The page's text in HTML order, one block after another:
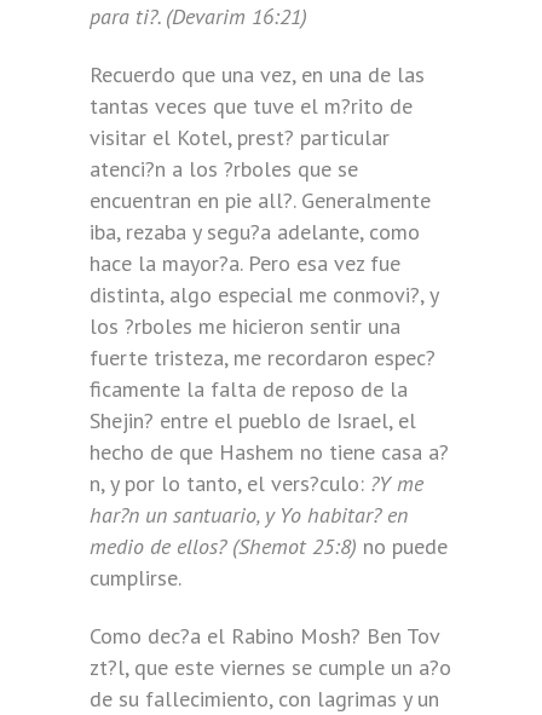
para ti?. (Devarim 16:21)
Recuerdo que una vez, en una de las
tantas veces que tuve el m?rito de
visitar el Kotel, prest? particular
atenci?n a los ?rboles que se
encuentran en pie all?. Generalmente
iba, rezaba y segu?a adelante, como
hace la mayor?a. Pero esa vez fue
distinta, algo especial me conmovi?, y
los ?rboles me hicieron sentir una
fuerte tristeza, me recordaron espec?
ficamente la falta de reposo de la
Shejin? entre el pueblo de Israel, el
hecho de que Hashem no tiene casa a?
n, y por lo tanto, el vers?culo: ?Y me
har?n un santuario, y Yo habitar? en
medio de ellos? (Shemot 25:8) no puede
cumplirse.
Como dec?a el Rabino Mosh? Ben Tov
zt?l, que este viernes se cumple un a?o
de su fallecimiento, con lagrimas y un